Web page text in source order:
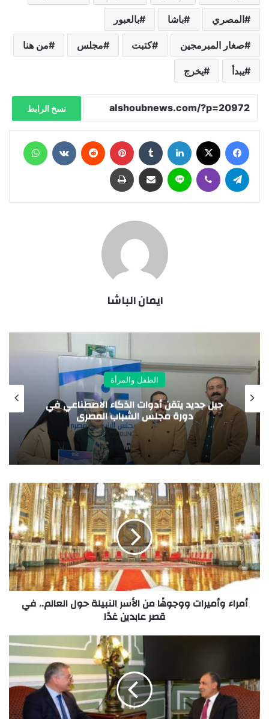
المصري باشا بالعبور
صغار المبرمجين كتبت مجلس من هنا
يبدأ يخرج
نسخ الرابط
ايمان الباشا
في
الطفل والمرأة
«مايا مرسي»: زيارات للطلاب “أبناء أسر
وكرامة” إلى المتحف المصري الكبير عقب
افتتاحه
أمراء وأميرات ووجوهًا من الأسر النبيلة حول العالم.. في
قصر عابدين غدًا